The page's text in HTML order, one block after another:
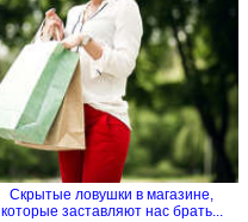
Скрытые ловушки в магазине,
которые заставляют нас брать...